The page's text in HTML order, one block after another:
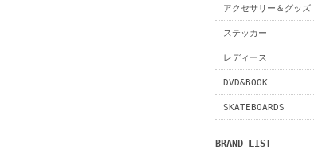
アクセサリー＆グッズ
ステッカー
レディース
DVD&BOOK
SKATEBOARDS
BRAND LIST